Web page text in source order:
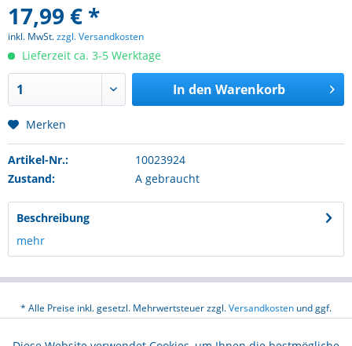
17,99 € *
inkl. MwSt.zzgl. Versandkosten
Lieferzeit ca. 3-5 Werktage
In den Warenkorb
Merken
Artikel-Nr.:
10023924
Zustand:
A gebraucht
Beschreibung
mehr
* Alle Preise inkl. gesetzl. Mehrwertsteuer zzgl.Versandkosten und ggf.